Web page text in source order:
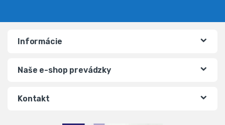
Informácie
Naše e-shop prevádzky
Kontakt